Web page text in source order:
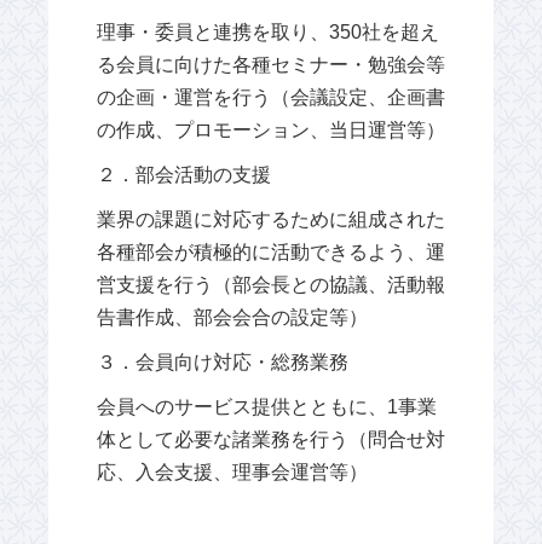
理事・委員と連携を取り、350社を超え
る会員に向けた各種セミナー・勉強会等
の企画・運営を行う（会議設定、企画書
の作成、プロモーション、当日運営等）
２．部会活動の支援
業界の課題に対応するために組成された
各種部会が積極的に活動できるよう、運
営支援を行う（部会長との協議、活動報
告書作成、部会会合の設定等）
３．会員向け対応・総務業務
会員へのサービス提供とともに、1事業
体として必要な諸業務を行う（問合せ対
応、入会支援、理事会運営等）